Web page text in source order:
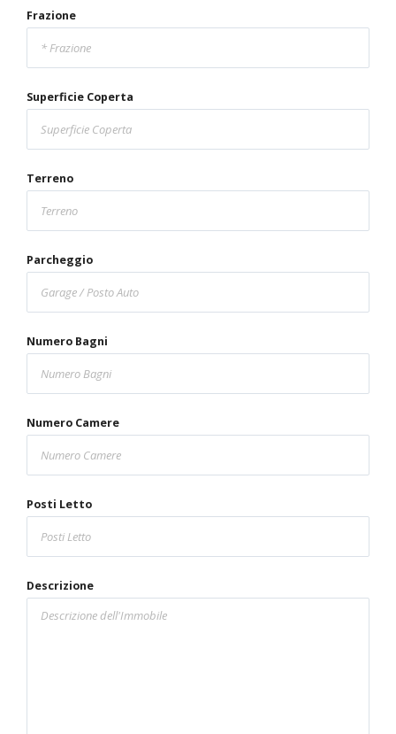
Frazione
Superficie Coperta
Terreno
Parcheggio
Numero Bagni
Numero Camere
Posti Letto
Descrizione